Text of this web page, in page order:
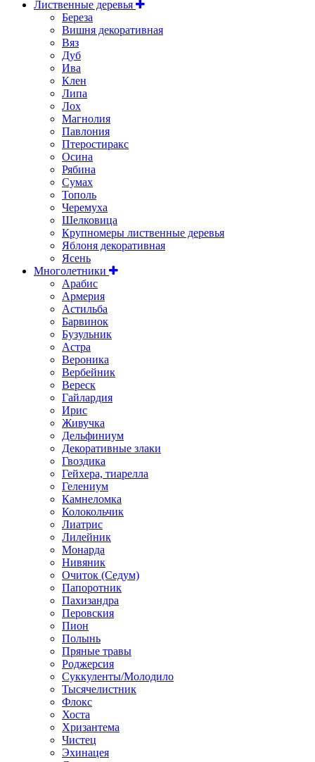
Лиственные деревья
Береза
Вишня декоративная
Вяз
Дуб
Ива
Клен
Липа
Лох
Магнолия
Павлония
Птеростиракс
Осина
Рябина
Сумах
Тополь
Черемуха
Шелковица
Крупномеры лиственные деревья
Яблоня декоративная
Ясень
Многолетники
Арабис
Армерия
Астильбa
Барвинок
Бузульник
Астра
Вероника
Вербейник
Вереск
Гайлардия
Ирис
Живучка
Дельфиниум
Декоративные злаки
Гвоздика
Гейхера, тиарелла
Гелениум
Камнеломка
Колокольчик
Лиатрис
Лилейник
Монарда
Нивяник
Очиток (Седум)
Папоротник
Пахизандра
Перовския
Пион
Полынь
Пряные травы
Роджерсия
Суккуленты/Молодило
Тысячелистник
Флокс
Хоста
Хризантема
Чистец
Эхинацея